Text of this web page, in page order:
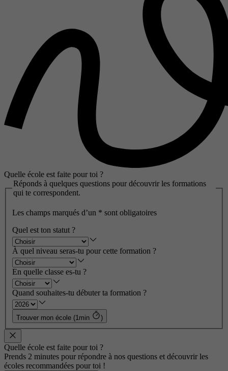
Quelle école est faite pour toi ?
Réponds à quelques questions pour découvrir les formations
qui te correspondent.
Les champs marqués d’un * sont obligatoires
Quel est ton statut ?
À quel niveau seras-tu pour cette formation ?
En quelle classe es-tu ?
Quand souhaites-tu débuter ta formation ?
Trouver mon école (1min )
Quelle école est faite pour toi ?
Prends 2 minutes pour répondre à nos questions et découvrir les
écoles recommandées pour toi !